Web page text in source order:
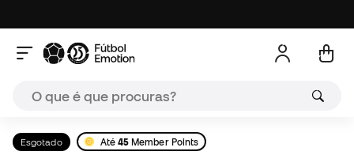
Esgotado Até 45 Member Points